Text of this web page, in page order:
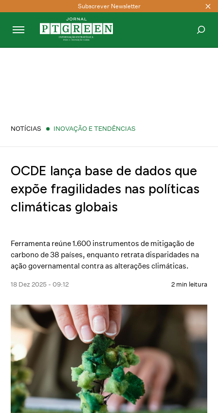
Subscrever Newsletter
NOTÍCIAS INOVAÇÃO E TENDÊNCIAS
OCDE lança base de dados que
expõe fragilidades nas políticas
climáticas globais
Ferramenta reúne 1.600 instrumentos de mitigação de
carbono de 38 países, enquanto retrata disparidades na
ação governamental contra as alterações climáticas.
18 Dez 2025 - 09:12 2 min leitura